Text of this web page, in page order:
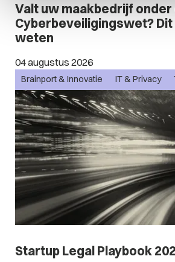
Valt uw maakbedrijf onder
Cyberbeveiligingswet? Dit
weten
04 augustus 2026
Brainport & Innovatie IT & Privacy
Startup Legal Playbook